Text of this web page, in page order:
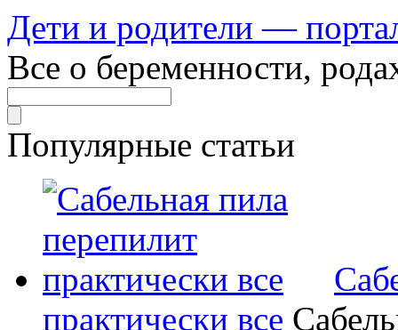
Дети и родители —
Все о беременности,
Популярные статьи
практически все